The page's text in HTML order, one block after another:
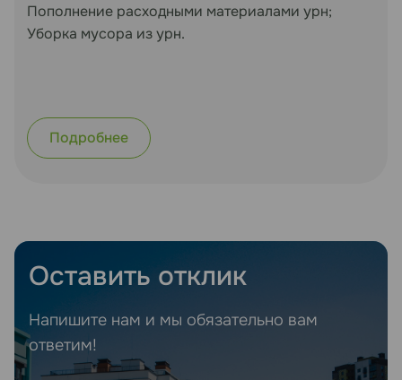
Пополнение расходными материалами урн;
Уборка мусора из урн.
Подробнее
Оставить отклик
Напишите нам и мы обязательно вам
ответим!